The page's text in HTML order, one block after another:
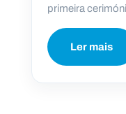
primeira
Ler mais